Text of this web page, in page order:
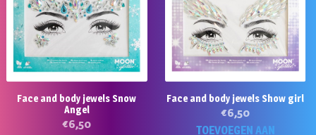
Face and body jewels Snow
Angel
€6,50
Face and body jewels Show girl
€6,50
TOEVOEGEN AAN